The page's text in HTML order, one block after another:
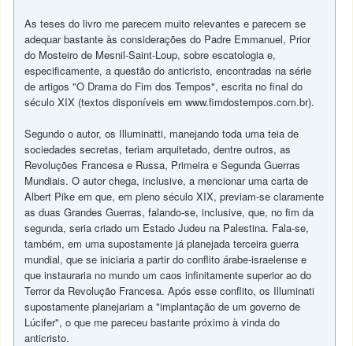
As teses do livro me parecem muito relevantes e parecem se
adequar bastante às considerações do Padre Emmanuel, Prior
do Mosteiro de Mesnil-Saint-Loup, sobre escatologia e,
especificamente, a questão do anticristo, encontradas na série
de artigos "O Drama do Fim dos Tempos", escrita no final do
século XIX (textos disponíveis em www.fimdostempos.com.br).
Segundo o autor, os Illuminatti, manejando toda uma teia de
sociedades secretas, teriam arquitetado, dentre outros, as
Revoluções Francesa e Russa, Primeira e Segunda Guerras
Mundiais. O autor chega, inclusive, a mencionar uma carta de
Albert Pike em que, em pleno século XIX, previam-se claramente
as duas Grandes Guerras, falando-se, inclusive, que, no fim da
segunda, seria criado um Estado Judeu na Palestina. Fala-se,
também, em uma supostamente já planejada terceira guerra
mundial, que se iniciaria a partir do conflito árabe-israelense e
que instauraria no mundo um caos infinitamente superior ao do
Terror da Revolução Francesa. Após esse conflito, os Illuminati
supostamente planejariam a "implantação de um governo de
Lúcifer", o que me pareceu bastante próximo à vinda do
anticristo.